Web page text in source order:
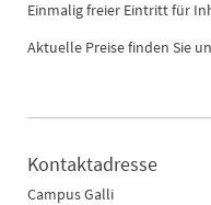
Einmalig freier Eintritt für
Aktuelle Preise finden Sie
Kontaktadresse
Campus Galli